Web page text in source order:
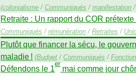
(colonialisme /Communiqués /manifestation
Retraite : Un rapport duCOR
Communiqués /rémunération /Retraites /
Plutôt que financer la sécu, le
maladie ! (Budget /Communiqués /
Défendons le 1ermai comme jour